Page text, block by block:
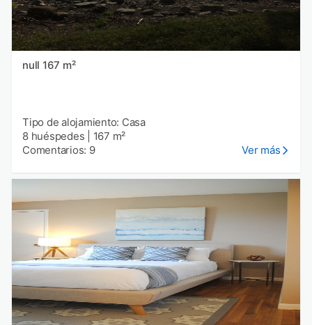
null 167 m²
Tipo de alojamiento: Casa
8 huéspedes
167 m²
Comentarios: 9
Ver más